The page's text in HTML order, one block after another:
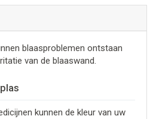
blaasproblemen ontstaan
van de blaaswand.
kunnen de kleur van uw